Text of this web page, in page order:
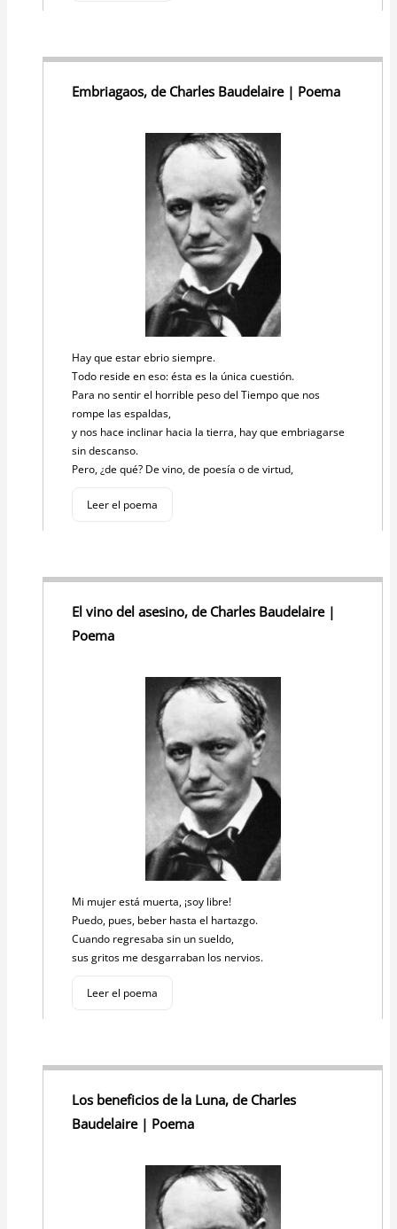
Embriagaos, de Charles Baudelaire | Poema
Hay que estar ebrio siempre.
Todo reside en eso: ésta es la única cuestión.
Para no sentir el horrible peso del Tiempo que nos
rompe las espaldas,
y nos hace inclinar hacia la tierra, hay que embriagarse
sin descanso.
Pero, ¿de qué? De vino, de poesía o de virtud,
Leer el poema
El vino del asesino, de Charles Baudelaire |
Poema
Mi mujer está muerta, ¡soy libre!
Puedo, pues, beber hasta el hartazgo.
Cuando regresaba sin un sueldo,
sus gritos me desgarraban los nervios.
Leer el poema
Los beneficios de la Luna, de Charles
Baudelaire | Poema